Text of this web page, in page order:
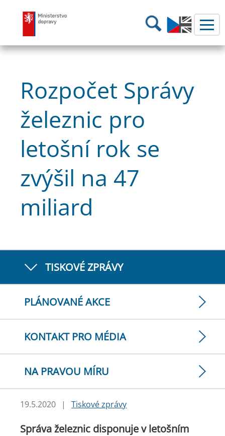
Ministerstvo dopravy Hledání
Rozpočet Správy
železnic pro
letošní rok se
zvýšil na 47
miliard
TISKOVÉ ZPRÁVY
PLÁNOVANÉ AKCE
KONTAKT PRO MÉDIA
NA PRAVOU MÍRU
19.5.2020 | Tiskové zprávy
Správa železnic disponuje v letošním